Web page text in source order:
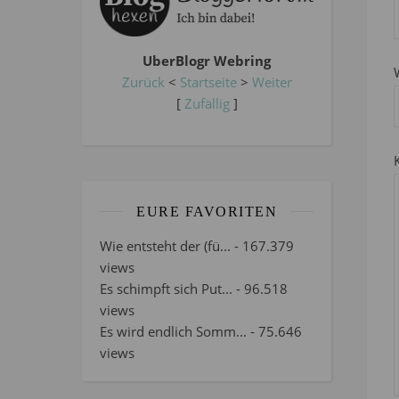
UberBlogr Webring
Zurück < Startseite> Weiter
[ Zufällig]
EURE FAVORITEN
Wie entsteht der (fü... - 167.379
views
Es schimpft sich Put... - 96.518
views
Es wird endlich Somm... - 75.646
views